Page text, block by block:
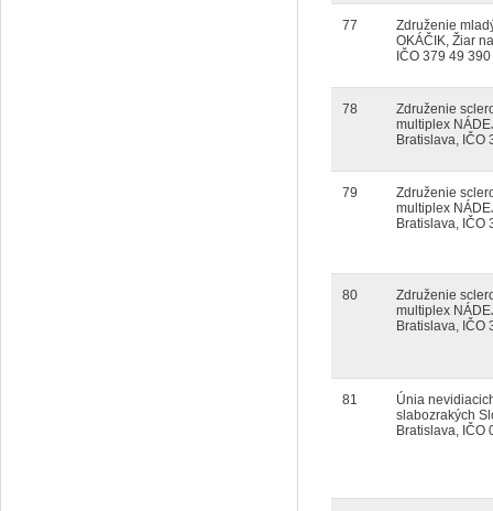
77
Združenie
OKÁČIK, Žiar
IČO 379 49 390
78
Združenie
multiplex
Bratislava, IČO
79
Združenie
multiplex
Bratislava, IČO
80
Združenie
multiplex
Bratislava, IČO
81
Únia
slabozrakých
Bratislava, IČO